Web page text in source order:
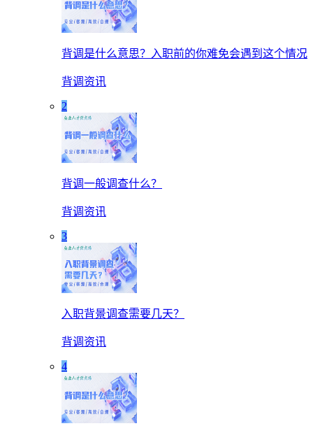
背调是什么意思？入职前的你难免会遇到这个情况
背调资讯
2
背调一般调查什么？
背调资讯
3
入职背景调查需要几天？
背调资讯
4